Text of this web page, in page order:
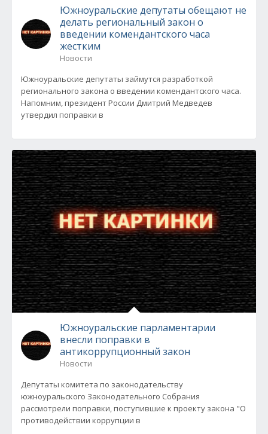
Южноуральские депутаты обещают не
делать региональный закон о
введении комендантского часа
жестким
Новости
Южноуральские депутаты займутся разработкой
регионального закона о введении комендантского часа.
Напомним, президент России Дмитрий Медведев
утвердил поправки в
Южноуральские парламентарии
внесли поправки в
антикоррупционный закон
Новости
Депутаты комитета по законодательству
южноуральского Законодательного Собрания
рассмотрели поправки, поступившие к проекту закона "О
противодействии коррупции в